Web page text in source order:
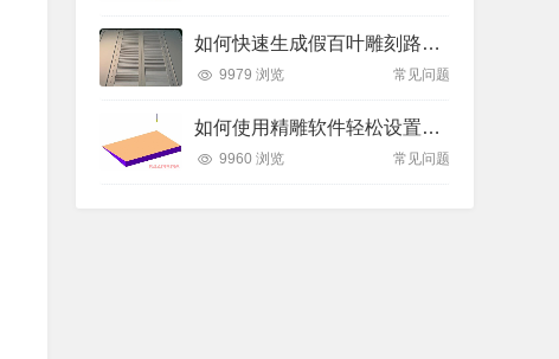
如何快速生成假百叶雕刻路径？精雕软件全流程教学
9979 浏览 常见问题
如何使用精雕软件轻松设置斜坡面雕刻路径？
9960 浏览 常见问题